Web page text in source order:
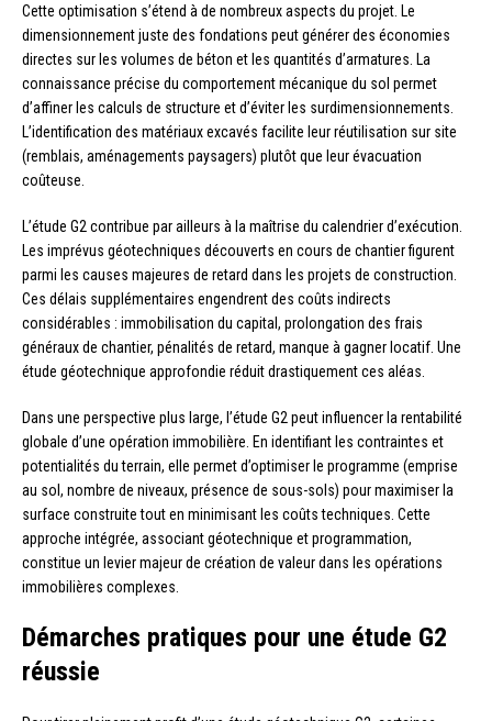
Cette optimisation s’étend à de nombreux aspects du projet. Le
dimensionnement juste des fondations peut générer des économies
directes sur les volumes de béton et les quantités d’armatures. La
connaissance précise du comportement mécanique du sol permet
d’affiner les calculs de structure et d’éviter les surdimensionnements.
L’identification des matériaux excavés facilite leur réutilisation sur site
(remblais, aménagements paysagers) plutôt que leur évacuation
coûteuse.
L’étude G2 contribue par ailleurs à la maîtrise du calendrier d’exécution.
Les imprévus géotechniques découverts en cours de chantier figurent
parmi les causes majeures de retard dans les projets de construction.
Ces délais supplémentaires engendrent des coûts indirects
considérables : immobilisation du capital, prolongation des frais
généraux de chantier, pénalités de retard, manque à gagner locatif. Une
étude géotechnique approfondie réduit drastiquement ces aléas.
Dans une perspective plus large, l’étude G2 peut influencer la rentabilité
globale d’une opération immobilière. En identifiant les contraintes et
potentialités du terrain, elle permet d’optimiser le programme (emprise
au sol, nombre de niveaux, présence de sous-sols) pour maximiser la
surface construite tout en minimisant les coûts techniques. Cette
approche intégrée, associant géotechnique et programmation,
constitue un levier majeur de création de valeur dans les opérations
immobilières complexes.
Démarches pratiques pour une étude G2
réussie